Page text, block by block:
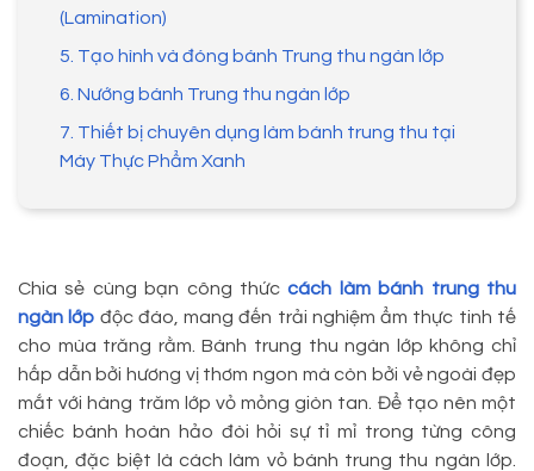
(Lamination)
5. Tạo hình và đóng bánh Trung thu ngàn lớp
6. Nướng bánh Trung thu ngàn lớp
7. Thiết bị chuyên dụng làm bánh trung thu tại
Máy Thực Phẩm Xanh
Chia sẻ cùng bạn công thứccách làm bánh trung thu
ngàn lớp độc đáo, mang đến trải nghiệm ẩm thực tinh tế
cho mùa trăng rằm. Bánh trung thu ngàn lớp không chỉ
hấp dẫn bởi hương vị thơm ngon mà còn bởi vẻ ngoài đẹp
mắt với hàng trăm lớp vỏ mỏng giòn tan. Để tạo nên một
chiếc bánh hoàn hảo đòi hỏi sự tỉ mỉ trong từng công
đoạn, đặc biệt là cách làm vỏ bánh trung thu ngàn lớp.